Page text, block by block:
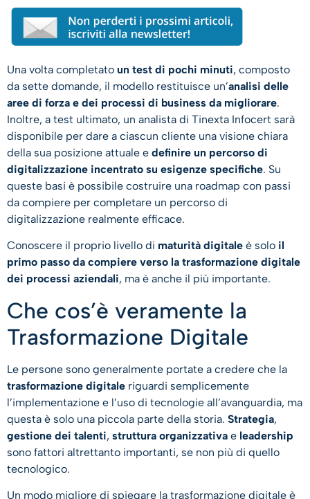
Una volta completato un test di pochi minuti, composto
da sette domande, il modello restituisce un’analisi delle
aree di forza e dei processi di business da migliorare.
Inoltre, a test ultimato, un analista di Tinexta Infocert sarà
disponibile per dare a ciascun cliente una visione chiara
della sua posizione attuale e definire un percorso di
digitalizzazione incentrato su esigenze specifiche. Su
queste basi è possibile costruire una roadmap con passi
da compiere per completare un percorso di
digitalizzazione realmente efficace.
Conoscere il proprio livello di maturità digitale è solo il
primo passo da compiere verso la trasformazione digitale
dei processi aziendali, ma è anche il più importante.
Che cos’è veramente la
Trasformazione Digitale
Le persone sono generalmente portate a credere che la
trasformazione digitale riguardi semplicemente
l’implementazione e l’uso di tecnologie all’avanguardia, ma
questa è solo una piccola parte della storia. Strategia,
gestione dei talenti, struttura organizzativa e leadership
sono fattori altrettanto importanti, se non più di quello
tecnologico.
Un modo migliore di spiegare la trasformazione digitale è